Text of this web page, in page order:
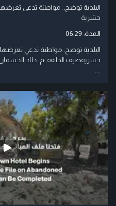
البلدية توضح.. مواطنة تدعي
حشرية
المدة: 06:29
البلدية توضح..مواطنة تدعي
حشريةضيف الحلقة :م. خالد الخشمان